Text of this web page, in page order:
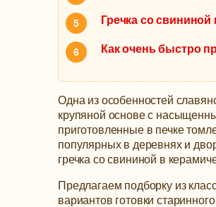
Гречка со
Как очень быстро
Одна из особенностей
крупяной основе с
приготовленные в печке
популярных в деревнях и
гречка со свининой в
Предлагаем подборку из
вариантов готовки